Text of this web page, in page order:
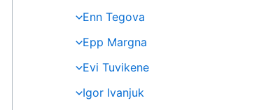
Enn Tegova
Epp Margna
Evi Tuvikene
Igor Ivanjuk